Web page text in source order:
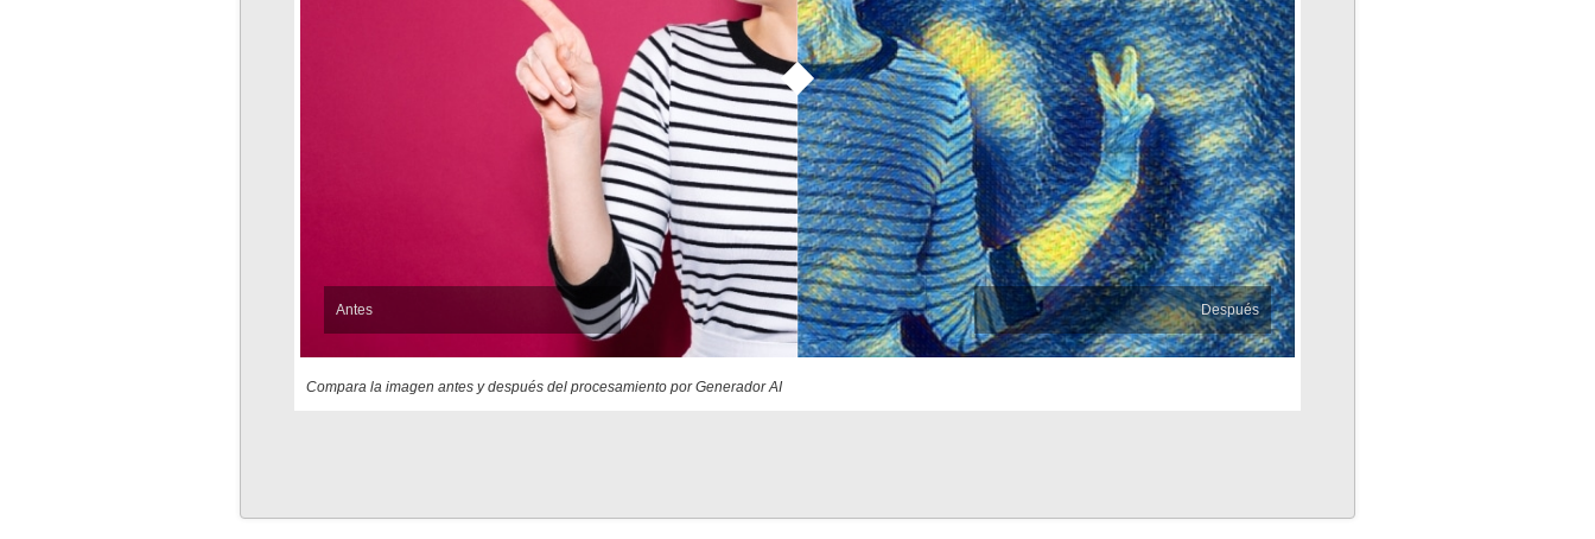
Después
Antes
Compara la imagen antes y después del procesamiento por Generador AI